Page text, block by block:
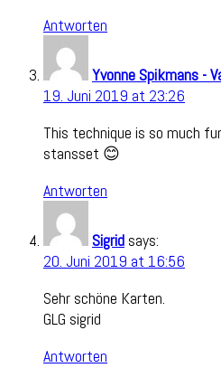
Antworten
Yvonne Spikmans -
19. Juni 2019 at 23:26
This technique is so much
stansset 😊
Antworten
Sigrid says:
20. Juni 2019 at 16:56
Sehr schöne Karten.
GLG sigrid
Antworten